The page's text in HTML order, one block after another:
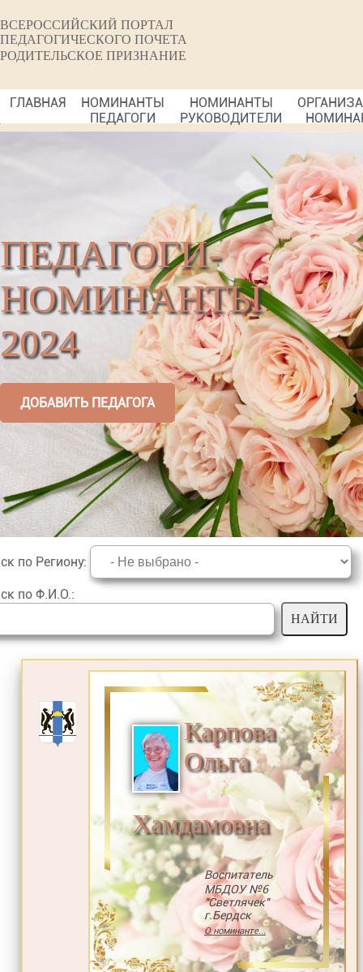
ВСЕРОССИЙСКИЙ ПОРТАЛ
ПЕДАГОГИЧЕСКОГО ПОЧЕТА
РОДИТЕЛЬСКОЕ ПРИЗНАНИЕ
ГЛАВНАЯ
НОМИНАНТЫ
ПЕДАГОГИ
НОМИНАНТЫ
РУКОВОДИТЕЛИ
ПЕДАГОГИ-
НОМИНАНТЫ
2024
ДОБАВИТЬ ПЕДАГОГА
по Региону:
по Ф.И.О.:
Карпова
Ольга
Хамдамовна
Воспитатель
МБДОУ №6
"Светлячек"
г.Бердск
О номинанте...